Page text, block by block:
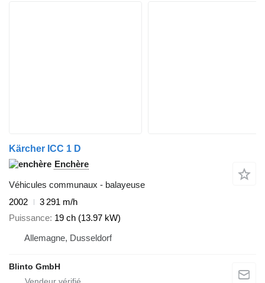
Kärcher ICC 1 D
Enchère
Véhicules communaux - balayeuse
2002
3 291 m/h
Puissance 19 ch (13.97 kW)
Allemagne, Dusseldorf
Blinto GmbH